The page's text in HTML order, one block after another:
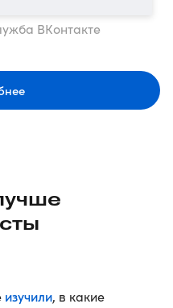
ВКонтакте
изучили, в какие